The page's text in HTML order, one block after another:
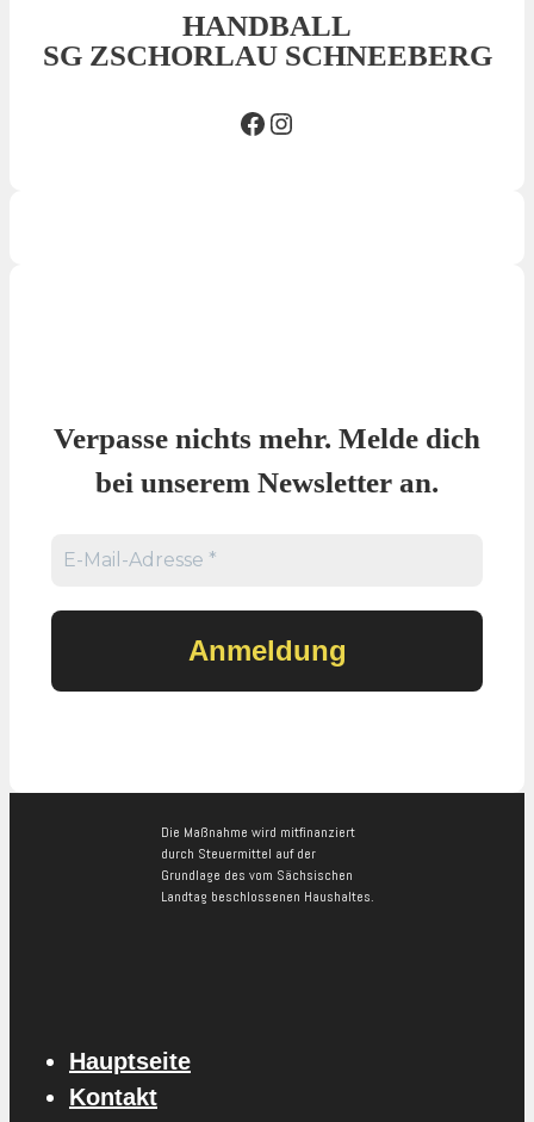
HANDBALL
SG ZSCHORLAU SCHNEEBERG
Facebook SGInsta SG
Verpasse nichts mehr. Melde dich
bei unserem Newsletter an.
Die Maßnahme wird mitfinanziert
durch Steuermittel auf der
Grundlage des vom Sächsischen
Landtag beschlossenen Haushaltes.
Hauptseite
Kontakt